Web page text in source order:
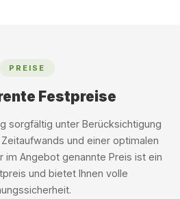
PREISE
Festpreise
sorgfältig unter Berücksichtigung
und einer optimalen
im Angebot genannte Preis ist ein
und bietet Ihnen volle